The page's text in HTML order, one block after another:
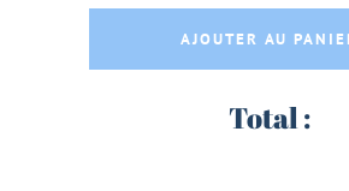
AJOUTER AU
Total :